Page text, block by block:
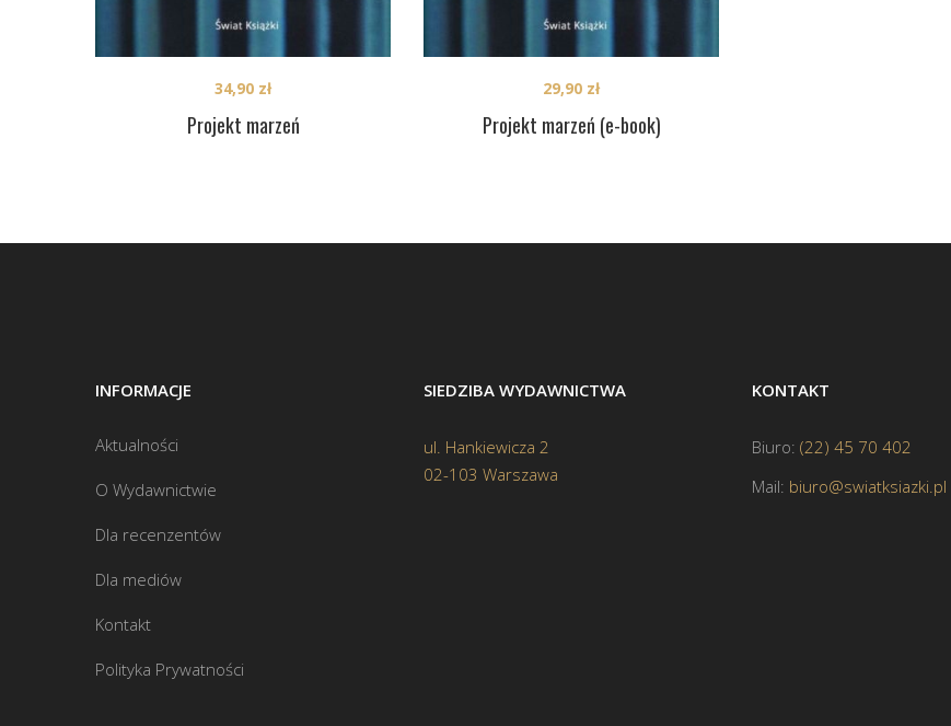
Projekt marzeń
34,90 zł
Projekt marzeń (e-book)
29,90 zł
INFORMACJE
Aktualności
O Wydawnictwie
Dla recenzentów
Dla mediów
Kontakt
Polityka Prywatności
SIEDZIBA WYDAWNICTWA
ul. Hankiewicza 2
02-103 Warszawa
KONTAKT
Biuro: (22) 45 70 402
Mail: biuro@swiatksiazki.pl